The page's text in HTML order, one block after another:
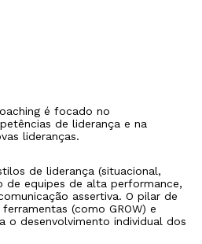
é focado no
de liderança e na
lideranças.
de liderança (situacional,
de equipes de alta performance,
assertiva. O pilar de
(como GROW) e
o desenvolvimento individual dos